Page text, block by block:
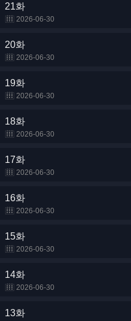
21화
2026-06-30
20화
2026-06-30
19화
2026-06-30
18화
2026-06-30
17화
2026-06-30
16화
2026-06-30
15화
2026-06-30
14화
2026-06-30
13화